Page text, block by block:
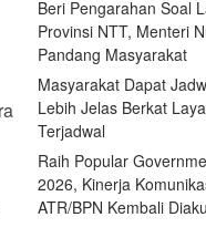
Beri Pengarahan Soal
Provinsi NTT, Menteri
Pandang Masyarakat
Masyarakat Dapat
Lebih Jelas Berkat
Terjadwal
Raih Popular
2026, Kinerja
ATR/BPN Kembali